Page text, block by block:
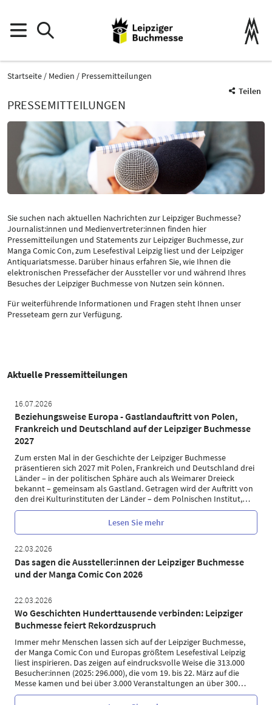
Startseite Medien
Pressemitteilungen
Teilen
PRESSEMITTEILUNGEN
Sie suchen nach aktuellen Nachrichten zur Leipziger Buchmesse?
Journalist:innen und Medienvertreter:innen finden hier
Pressemitteilungen und Statements zur Leipziger Buchmesse, zur
Manga Comic Con, zum Lesefestival Leipzig liest und der Leipziger
Antiquariatsmesse. Darüber hinaus erfahren Sie, wie Ihnen die
elektronischen Pressefächer der Aussteller vor und während Ihres
Besuches der Leipziger Buchmesse von Nutzen sein können.
Für weiterführende Informationen und Fragen steht Ihnen unser
Presseteam gern zur Verfügung.
Aktuelle Pressemitteilungen
16.07.2026
Beziehungsweise Europa - Gastlandauftritt von Polen,
Frankreich und Deutschland auf der Leipziger Buchmesse
2027
Zum ersten Mal in der Geschichte der Leipziger Buchmesse
präsentieren sich 2027 mit Polen, Frankreich und Deutschland drei
Länder – in der politischen Sphäre auch als Weimarer Dreieck
bekannt – gemeinsam als Gastland. Getragen wird der Auftritt von
den drei Kulturinstituten der Länder – dem Polnischen Institut,…
Lesen Sie mehr
22.03.2026
Das sagen die Aussteller:innen der Leipziger Buchmesse
und der Manga Comic Con 2026
22.03.2026
Wo Geschichten Hunderttausende verbinden: Leipziger
Buchmesse feiert Rekordzuspruch
Immer mehr Menschen lassen sich auf der Leipziger Buchmesse,
der Manga Comic Con und Europas größtem Lesefestival Leipzig
liest inspirieren. Das zeigen auf eindrucksvolle Weise die 313.000
Besucher:innen (2025: 296.000), die vom 19. bis 22. März auf die
Messe kamen und bei über 3.000 Veranstaltungen an über 300…